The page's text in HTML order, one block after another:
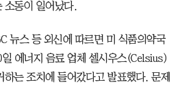
소동이 일어났다.
뉴스 등 외신에 따르면 미 식품의약국
에너지 음료 업체 셀시우스(Celsius)
하는 조치에 들어갔다고 발표했다. 문제